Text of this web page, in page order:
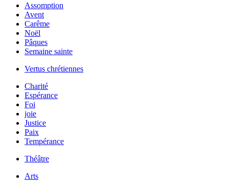
Assomption
Avent
Carême
Noël
Pâques
Semaine sainte
Vertus chrétiennes
Charité
Espérance
Foi
joie
Justice
Paix
Tempérance
Théâtre
Arts